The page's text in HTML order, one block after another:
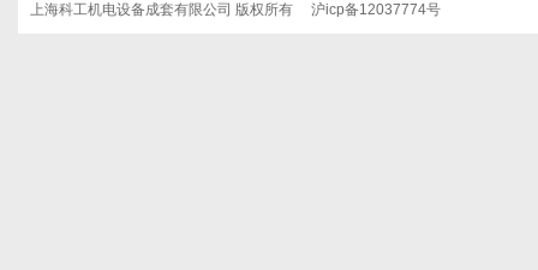
上海科工机电设备成套有限公司 版权所有 沪icp备12037774号